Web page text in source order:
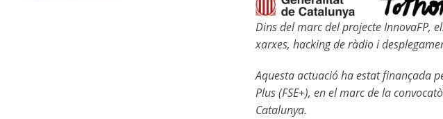
Dins del marc del projecte InnovaFP,
xarxes, hacking de ràdio i
Aquesta actuació ha estat finançada
Plus (FSE+), en el marc de la
Catalunya.